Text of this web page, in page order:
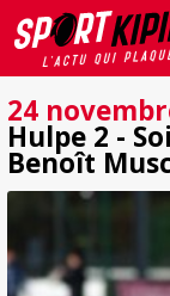
24
Hulpe 2 -
Benoît